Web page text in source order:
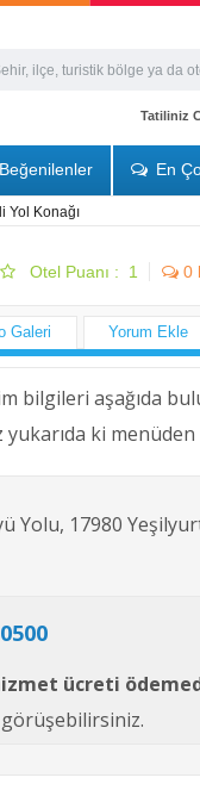
Tatiliniz
En
Yol Konağı
Otel Puanı : 1 0
Galeri Yorum Ekle
bilgileri aşağıda
ki menüden
Yolu, 17980
ücreti
görüşebilirsiniz.